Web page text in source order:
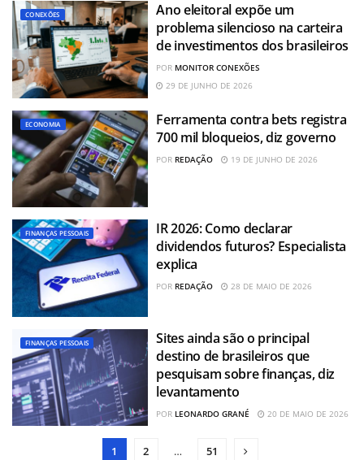
CONEXÕES
Ano eleitoral expõe um
problema silencioso na carteira
de investimentos dos brasileiros
POR MONITOR CONEXÕES
29 DE JUNHO DE 2026
ECONOMIA
Ferramenta contra bets registra
700 mil bloqueios, diz governo
POR REDAÇÃO 19 DE JUNHO DE 2026
FINANÇAS PESSOAIS
IR 2026: Como declarar
dividendos futuros? Especialista
explica
POR REDAÇÃO 28 DE MAIO DE 2026
FINANÇAS PESSOAIS
Sites ainda são o principal
destino de brasileiros que
pesquisam sobre finanças, diz
levantamento
POR LEONARDO GRANÉ 20 DE MAIO DE 2026
1 2 … 51